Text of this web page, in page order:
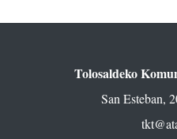
Tolosaldeko
San Esteban,